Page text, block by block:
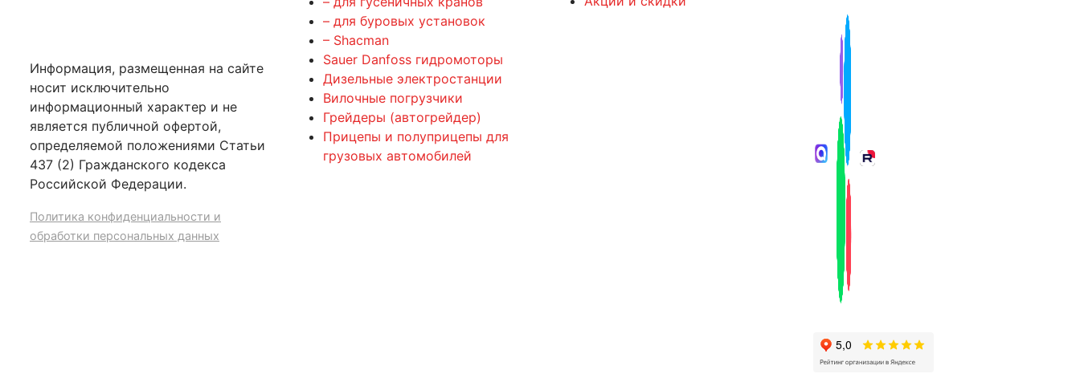
Информация, размещенная на сайте
носит исключительно
информационный характер и не
является публичной офертой,
определяемой положениями Статьи
437 (2) Гражданского кодекса
Российской Федерации.
Политика конфиденциальности и
обработки персональных данных
– для буровых установок
– Shacman
Sauer Danfoss гидромоторы
Дизельные электростанции
Вилочные погрузчики
Грейдеры (автогрейдер)
Прицепы и полуприцепы для
грузовых автомобилей